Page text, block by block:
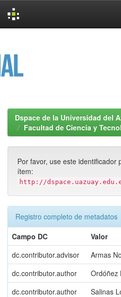
Dspace de la Universidad del
Facultad de Ciencia y
Por favor, use este identificador
ítem:
http://
Registro completo de metadatos
Campo DC
Valor
dc.contributor.advisor
Armas
dc.contributor.author
Ordóñez
dc.contributor.author
Salinas